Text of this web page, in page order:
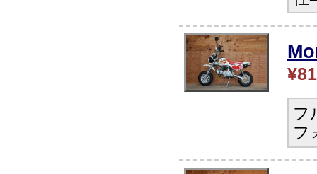
フ
フ